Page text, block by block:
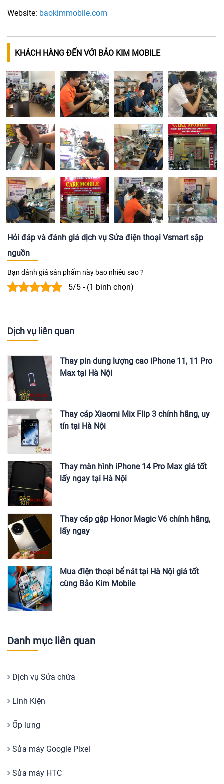
Website: baokimmobile.com
KHÁCH HÀNG ĐẾN VỚI BẢO KIM MOBILE
Hỏi đáp và đánh giá dịch vụ Sửa điện thoại Vsmart sập
nguồn
Bạn đánh giá sản phẩm này bao nhiêu sao ?
5/5 - (1 bình chọn)
Dịch vụ liên quan
Thay pin dung lượng cao iPhone 11, 11 Pro
Max tại Hà Nội
Thay cáp Xiaomi Mix Flip 3 chính hãng, uy
tín tại Hà Nội
Thay màn hình iPhone 14 Pro Max giá tốt
lấy ngay tại Hà Nội
Thay cáp gập Honor Magic V6 chính hãng,
lấy ngay
Mua điện thoại bể nát tại Hà Nội giá tốt
cùng Bảo Kim Mobile
Danh mục liên quan
Dịch vụ Sửa chữa
Linh Kiện
Ốp lưng
Sửa máy Google Pixel
Sửa máy HTC